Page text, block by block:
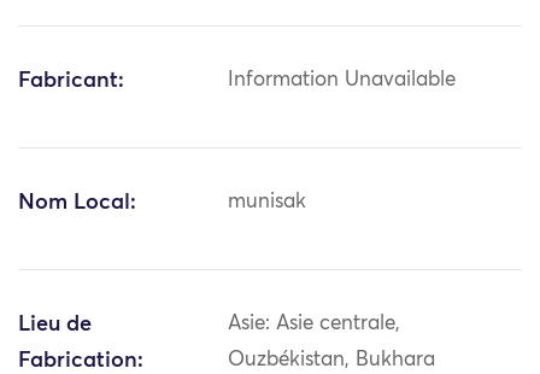
Fabricant: Information Unavailable
Nom Local: munisak
Lieu de
Fabrication:
Asie: Asie centrale,
Ouzbékistan, Bukhara